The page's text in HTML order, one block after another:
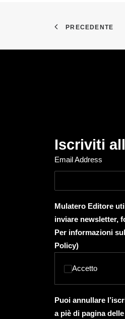
PRECEDENTE
Iscriviti
Email Address
Mulatero Editore
inviare newsletter,
Per informazioni
Policy)
Accetto
Puoi annullare
a piè di pagina